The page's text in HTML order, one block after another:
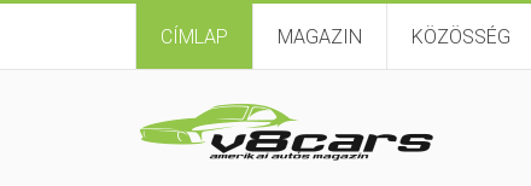
CÍMLAP MAGAZIN KÖZÖSSÉG